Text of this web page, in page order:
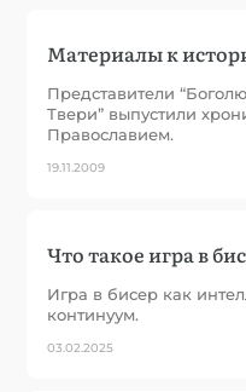
Материалы к
Представители
Твери” выпустили
Православием.
19.11.2009
Что такое игра в
Игра в бисер как
континуум.
03.02.2025